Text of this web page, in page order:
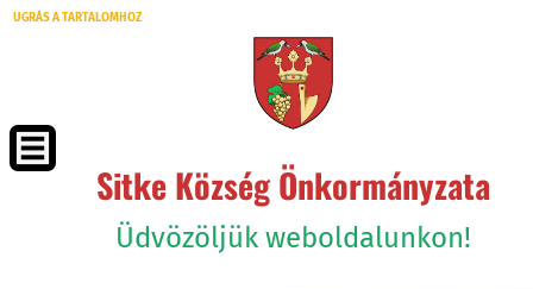
UGRÁS A TARTALOMHOZ
Sitke Község Önkormányzata
Üdvözöljük weboldalunkon!